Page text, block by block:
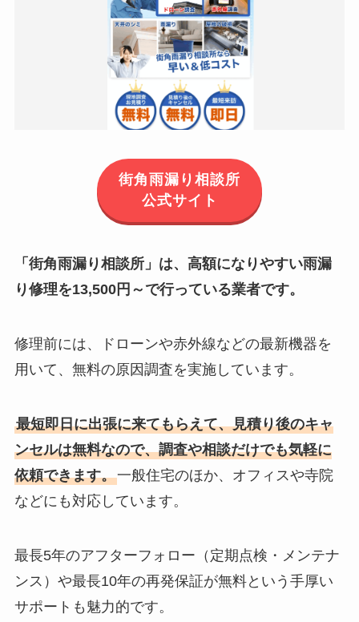
街角雨漏り相談所
公式サイト
「街角雨漏り相談所」は、高額になりやすい雨漏
り修理を13,500円～で行っている業者です。
修理前には、ドローンや赤外線などの最新機器を
用いて、無料の原因調査を実施しています。
最短即日に出張に来てもらえて、見積り後のキャ
ンセルは無料なので、調査や相談だけでも気軽に
依頼できます。一般住宅のほか、オフィスや寺院
などにも対応しています。
最長5年のアフターフォロー（定期点検・メンテナ
ンス）や最長10年の再発保証が無料という手厚い
サポートも魅力的です。